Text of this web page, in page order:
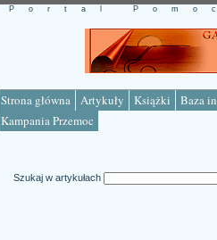
Strona główna Artykuły Książki
Baza
Kampania Przemoc
Portal
Szukaj w artykułach